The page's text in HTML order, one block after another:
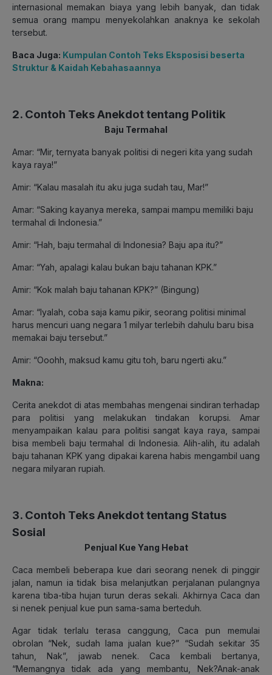
internasional memakan biaya yang lebih banyak, dan tidak
semua orang mampu menyekolahkan anaknya ke sekolah
tersebut.
Baca Juga: Kumpulan Contoh Teks Eksposisi beserta
Struktur & Kaidah Kebahasaannya
2. Contoh Teks Anekdot tentang Politik
Baju Termahal
Amar: “Mir, ternyata banyak politisi di negeri kita yang sudah
kaya raya!”
Amir: “Kalau masalah itu aku juga sudah tau, Mar!”
Amar: “Saking kayanya mereka, sampai mampu memiliki baju
termahal di Indonesia.”
Amir: “Hah, baju termahal di Indonesia? Baju apa itu?”
Amar: “Yah, apalagi kalau bukan baju tahanan KPK.”
Amir: “Kok malah baju tahanan KPK?” (Bingung)
Amar: “Iyalah, coba saja kamu pikir, seorang politisi minimal
harus mencuri uang negara 1 milyar terlebih dahulu baru bisa
memakai baju tersebut.”
Amir: “Ooohh, maksud kamu gitu toh, baru ngerti aku.”
Makna:
Cerita anekdot di atas membahas mengenai sindiran terhadap
para politisi yang melakukan tindakan korupsi. Amar
menyampaikan kalau para politisi sangat kaya raya, sampai
bisa membeli baju termahal di Indonesia. Alih-alih, itu adalah
baju tahanan KPK yang dipakai karena habis mengambil uang
negara milyaran rupiah.
3. Contoh Teks Anekdot tentang Status
Sosial
Penjual Kue Yang Hebat
Caca membeli beberapa kue dari seorang nenek di pinggir
jalan, namun ia tidak bisa melanjutkan perjalanan pulangnya
karena tiba-tiba hujan turun deras sekali. Akhirnya Caca dan
si nenek penjual kue pun sama-sama berteduh.
Agar tidak terlalu terasa canggung, Caca pun memulai
obrolan “Nek, sudah lama jualan kue?” “Sudah sekitar 35
tahun, Nak”, jawab nenek. Caca kembali bertanya,
“Memangnya tidak ada yang membantu, Nek?Anak-anak